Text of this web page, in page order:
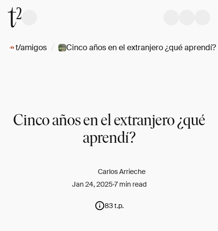
t/amigos Cinco años en el extranjero ¿qué aprendí?
Cinco años en el extranjero ¿qué
aprendí?
Carlos Arrieche
Jan 24, 20257 min read
83 t.p.